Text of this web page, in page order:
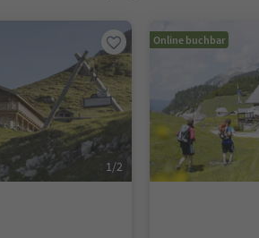
1/2
Online buchbar